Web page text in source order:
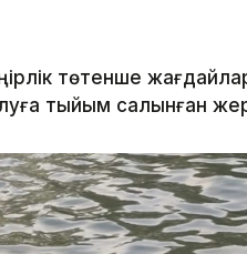
төтенше
тыйым салынған